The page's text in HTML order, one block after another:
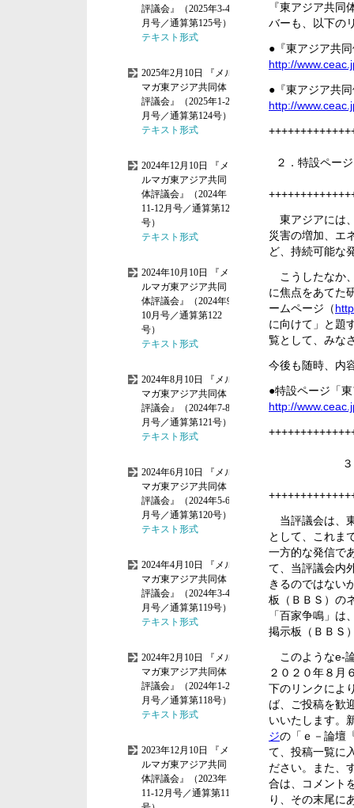
『東アジア共
バーも、以下の
●『東アジア共
http://
●『東アジア共
http://
２．特設ペー
東アジアには
災害の増加、エ
ど、持続可能な
こうしたなか
に焦点をあてた
ームページ（
に向けて」と題
覧として、みな
今後も随時、内
●特設ページ「
http://
当評議会は、
として、これま
一方的な発信で
て、当評議会内
きるのではない
板（ＢＢＳ）の
「百家争鳴」
掲示板（ＢＢＳ
このようなe-
２０２０年８月
下のリンクによ
ば、ご投稿を歓
いいたします。
ジの「ｅ－論壇
て、投稿一覧に
ださい。また、
合は、コメント
り、その末尾に